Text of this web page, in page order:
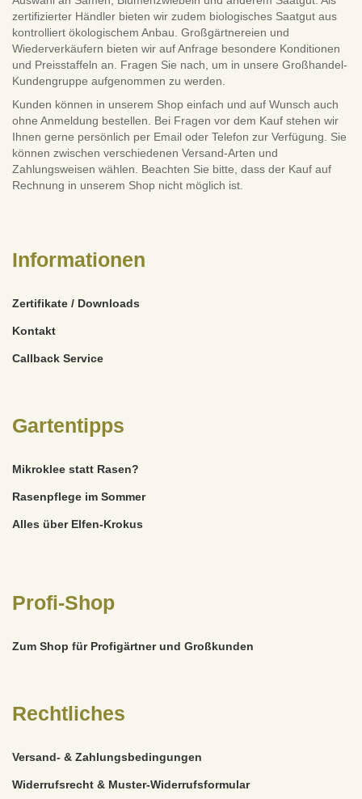
zertifizierter Händler bieten wir zudem biologisches Saatgut aus
kontrolliert ökologischem Anbau. Großgärtnereien und
Wiederverkäufern bieten wir auf Anfrage besondere Konditionen
und Preisstaffeln an. Fragen Sie nach, um in unsere Großhandel-
Kundengruppe aufgenommen zu werden.
Kunden können in unserem Shop einfach und auf Wunsch auch
ohne Anmeldung bestellen. Bei Fragen vor dem Kauf stehen wir
Ihnen gerne persönlich per Email oder Telefon zur Verfügung. Sie
können zwischen verschiedenen Versand-Arten und
Zahlungsweisen wählen. Beachten Sie bitte, dass der Kauf auf
Rechnung in unserem Shop nicht möglich ist.
Informationen
Zertifikate / Downloads
Kontakt
Callback Service
Gartentipps
Mikroklee statt Rasen?
Rasenpflege im Sommer
Alles über Elfen-Krokus
Profi-Shop
Zum Shop für Profigärtner und Großkunden
Rechtliches
Versand- & Zahlungsbedingungen
Widerrufsrecht & Muster-Widerrufsformular